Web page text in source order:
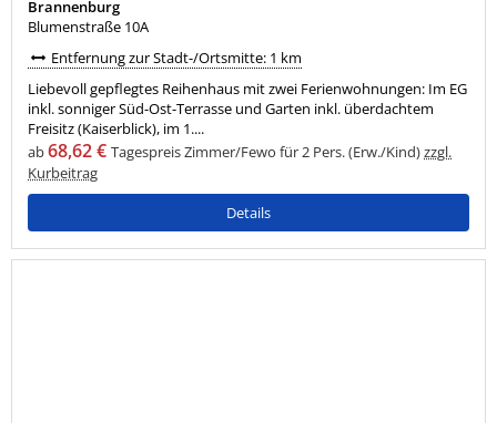
Brannenburg
Blumenstraße 10A
Entfernung zur Stadt-/Ortsmitte: 1 km
Liebevoll gepflegtes Reihenhaus mit zwei Ferienwohnungen: Im EG
inkl. sonniger Süd-Ost-Terrasse und Garten inkl. überdachtem
Freisitz (Kaiserblick), im 1....
ab68,62 € Tagespreis Zimmer/Fewo für 2 Pers. (Erw./Kind)zzgl.
Kurbeitrag
Details